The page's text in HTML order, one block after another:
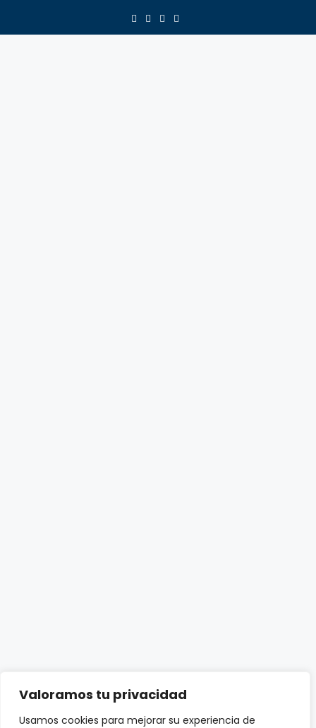
Valoramos tu privacidad
Usamos cookies para mejorar su experiencia de